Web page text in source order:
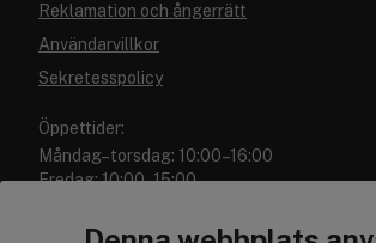
Reklamation och ångerrätt
Användarvillkor
Sekretesspolicy
Öppettider:
Måndag–torsdag: 10:00–16:00
Fredag: 10:00–15:00